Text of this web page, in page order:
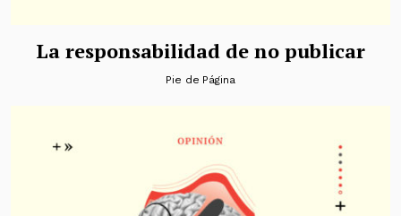
La responsabilidad de no publicar
Pie de Página